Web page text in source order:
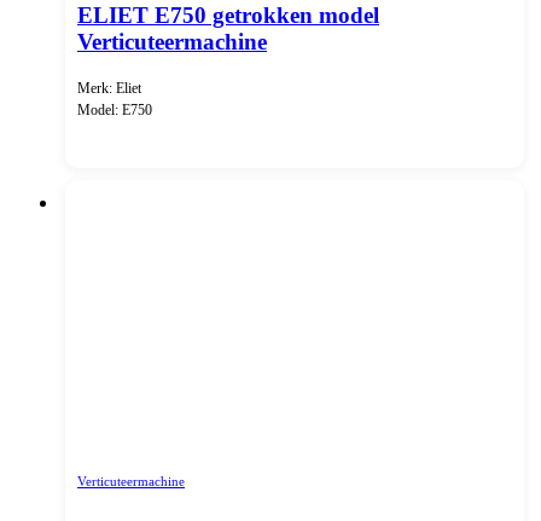
ELIET E750 getrokken model
Verticuteermachine
Merk: Eliet
Model: E750
Verticuteermachine